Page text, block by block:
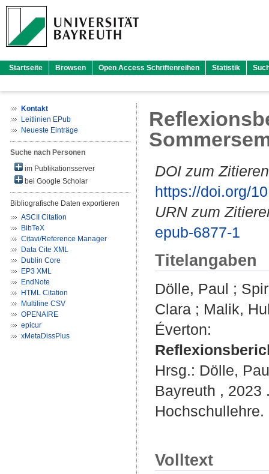
Startseite Browsen Open Access Schriftenreihen Statistik
Kontakt
Leitlinien EPub
Neueste Einträge
Suche nach Personen
im Publikationsserver
bei Google Scholar
Bibliografische Daten exportieren
ASCII Citation
BibTeX
Citavi/Reference Manager
Data Cite XML
Dublin Core
EP3 XML
EndNote
HTML Citation
Multiline CSV
OPENAIRE
epicur
xMetaDissPlus
DOI zum
https://doi.org/
URN zum
epub-6877-1
Titelangaben
Dölle, Paul ;
Clara ; Malik,
Éverton:
Hrsg.: Dölle,
Bayreuth , 2023
Volltext